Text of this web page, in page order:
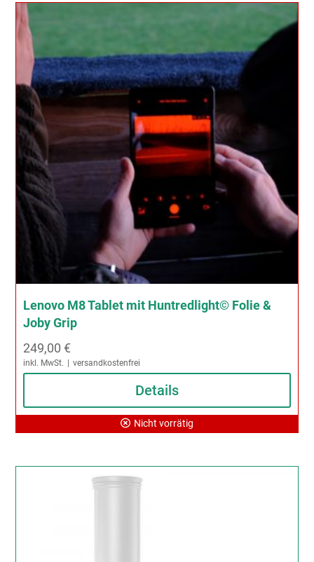
Lenovo M8 Tablet mit Huntredlight© Folie &
Joby Grip
249,00€
inkl. MwSt. versandkostenfrei
Nicht vorrätig
Details